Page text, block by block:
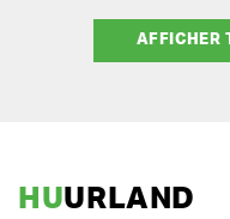
AFFICHER
HUURLAND